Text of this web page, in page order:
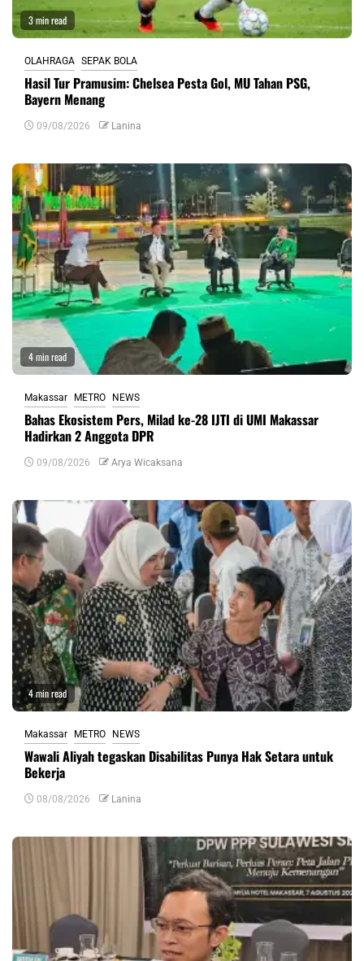
3 min read
OLAHRAGA SEPAK BOLA
Hasil Tur Pramusim: Chelsea Pesta Gol, MU Tahan PSG,
Bayern Menang
09/08/2026 Lanina
4 min read
Makassar METRO NEWS
Bahas Ekosistem Pers, Milad ke-28 IJTI di UMI Makassar
Hadirkan 2 Anggota DPR
09/08/2026 Arya Wicaksana
4 min read
Makassar METRO NEWS
Wawali Aliyah tegaskan Disabilitas Punya Hak Setara untuk
Bekerja
08/08/2026 Lanina